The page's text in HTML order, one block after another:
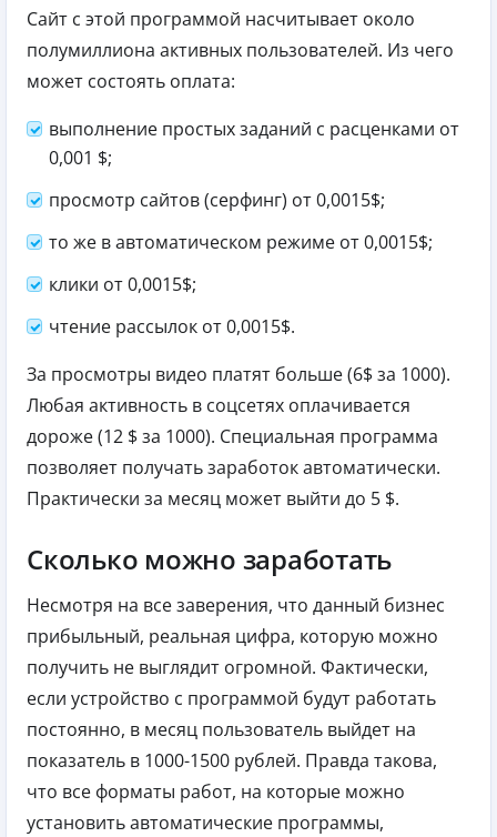
Сайт с этой программой насчитывает около
полумиллиона активных пользователей. Из чего
может состоять оплата:
выполнение простых заданий с расценками от
0,001 $;
просмотр сайтов (серфинг) от 0,0015$;
то же в автоматическом режиме от 0,0015$;
клики от 0,0015$;
чтение рассылок от 0,0015$.
За просмотры видео платят больше (6$ за 1000).
Любая активность в соцсетях оплачивается
дороже (12 $ за 1000). Специальная программа
позволяет получать заработок автоматически.
Практически за месяц может выйти до 5 $.
Сколько можно заработать
Несмотря на все заверения, что данный бизнес
прибыльный, реальная цифра, которую можно
получить не выглядит огромной. Фактически,
если устройство с программой будут работать
постоянно, в месяц пользователь выйдет на
показатель в 1000-1500 рублей. Правда такова,
что все форматы работ, на которые можно
установить автоматические программы,